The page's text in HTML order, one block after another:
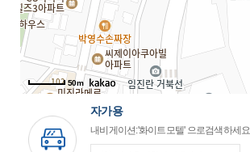
50m
자가용
내비게이션:'화이트모텔' 으로검색하세요